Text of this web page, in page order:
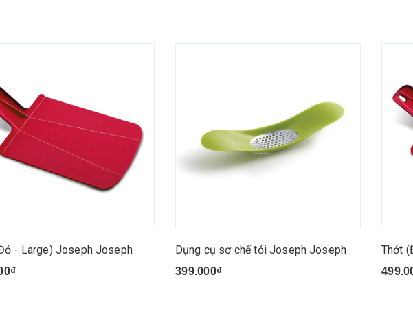
- Large) Joseph Joseph Dụng cụ sơ chế tỏi Joseph Joseph
399.000₫
Thớt